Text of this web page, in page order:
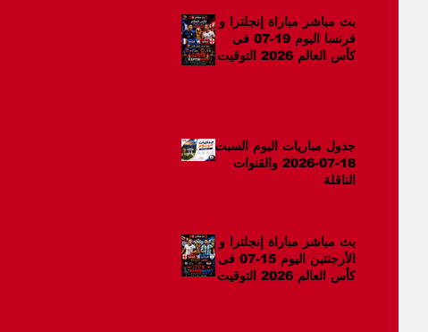
بث مباشر مباراة إنجلترا و
فرنسا اليوم 19-07 فى
كأس العالم 2026 التوقيت
جدول مباريات اليوم السبت
18-07-2026 والقنوات
الناقلة
بث مباشر مباراة إنجلترا و
الأرجنتين اليوم 15-07 فى
كأس العالم 2026 التوقيت